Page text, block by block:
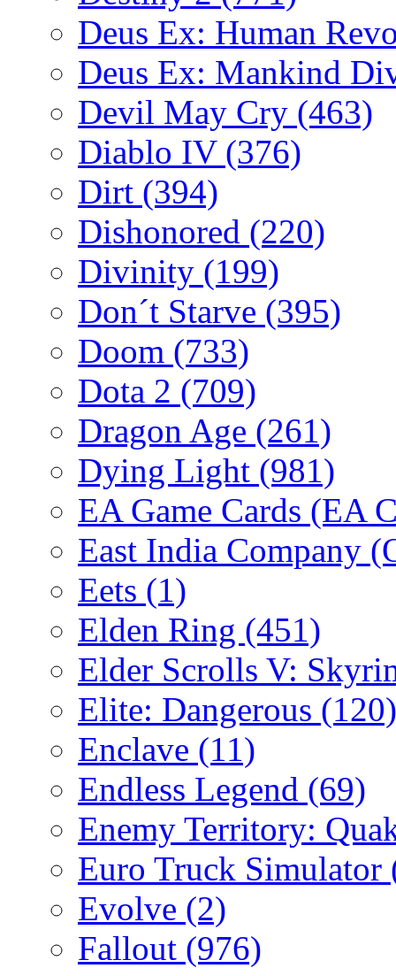
Deus Ex: Human
Deus Ex: Mankind
Devil May Cry (463)
Diablo IV (376)
Dirt (394)
Dishonored (220)
Divinity (199)
Don´t Starve (395)
Doom (733)
Dota 2 (709)
Dragon Age (261)
Dying Light (981)
EA Game Cards (EA
East India Company
Eets (1)
Elden Ring (451)
Elder Scrolls V:
Elite: Dangerous (120)
Enclave (11)
Endless Legend (69)
Enemy Territory:
Euro Truck Simulator
Evolve (2)
Fallout (976)